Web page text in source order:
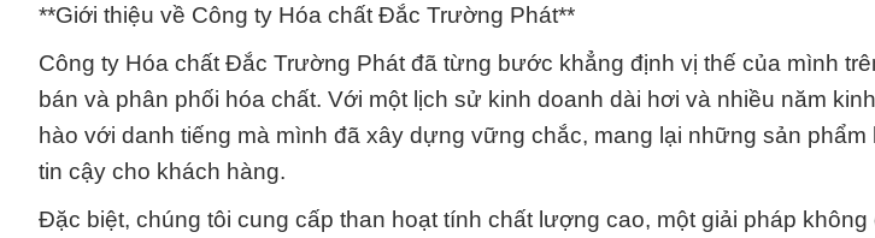
**Giới thiệu về Công ty Hóa chất Đắc Trường Phát**
Công ty Hóa chất Đắc Trường Phát đã từng bước khẳng định vị thế của mình
bán và phân phối hóa chất. Với một lịch sử kinh doanh dài hơi và nhiều năm
hào với danh tiếng mà mình đã xây dựng vững chắc, mang lại những sản
tin cậy cho khách hàng.
Đặc biệt, chúng tôi cung cấp than hoạt tính chất lượng cao, một giải pháp